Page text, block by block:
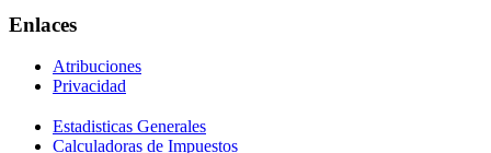
Enlaces
Atribuciones
Privacidad
Estadisticas Generales
Calculadoras de Impuestos